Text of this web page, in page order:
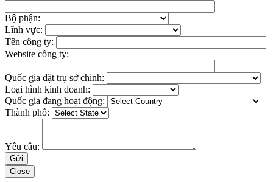
Bộ phận:
Lĩnh vực:
Tên công ty:
Website công ty:
Quốc gia đặt trụ sở chính:
Loại hình kinh doanh:
Quốc gia đang hoạt động:
Thành phố:
Yêu cầu:
Close